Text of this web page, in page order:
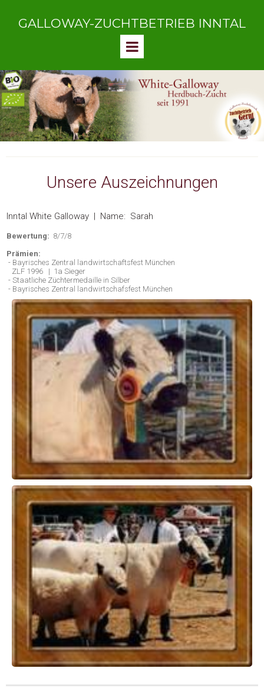
GALLOWAY-ZUCHTBETRIEB INNTAL
Unsere Auszeichnungen
Inntal White Galloway | Name: Sarah
Bewertung: 8/7/8
Prämien:
- Bayrisches Zentral landwirtschaftsfest München
ZLF 1996 | 1a Sieger
- Staatliche Züchtermedaille in Silber
- Bayrisches Zentral landwirtschafsfest München